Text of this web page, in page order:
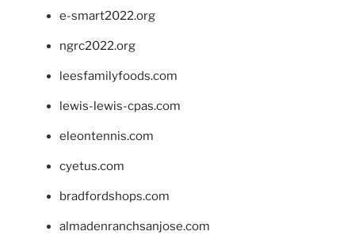
e-smart2022.org
ngrc2022.org
leesfamilyfoods.com
lewis-lewis-cpas.com
eleontennis.com
cyetus.com
bradfordshops.com
almadenranchsanjose.com